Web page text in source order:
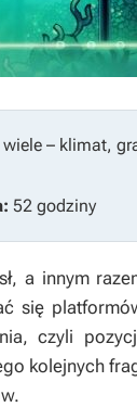
wiele – klimat,
52 godziny
a innym
się
czyli
kolejnych